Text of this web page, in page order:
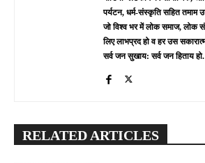
पर्यटन, धर्म-संस्कृति सहित तमाम
जो विश्व भर में लोक समाज,
लिए लाभप्रद हो व हर उस
सर्व जन सुखाय: सर्व जन हिताय हो.
RELATED ARTICLES